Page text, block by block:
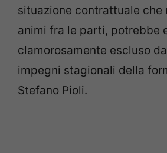
situazione contrattuale che
animi fra le parti, potrebbe
clamorosamente escluso
impegni stagionali della
Stefano Pioli.